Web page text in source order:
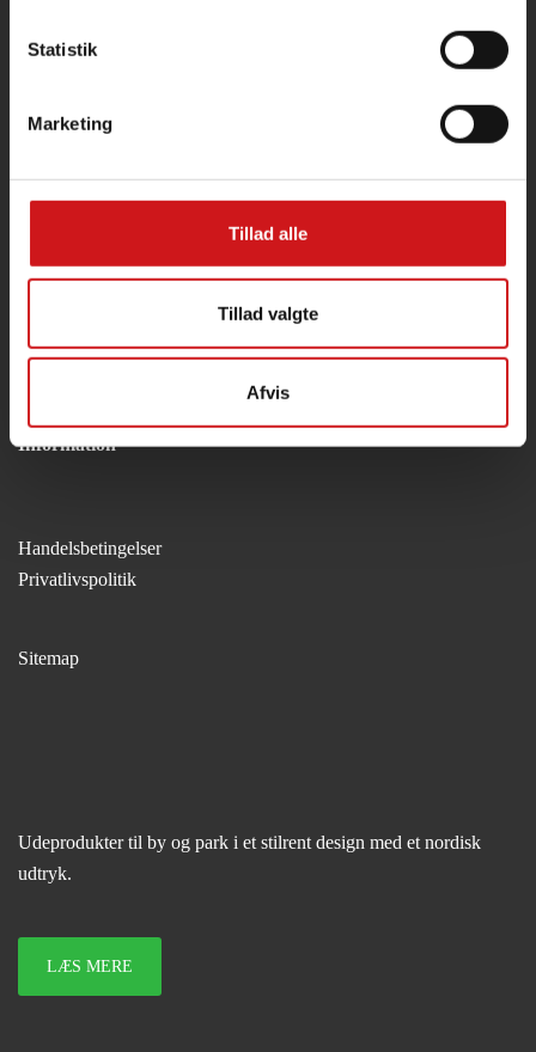
Statistik
Marketing
Tillad alle
Tillad valgte
Afvis
[my_calendar_upcoming]
Information
Handelsbetingelser
Privatlivspolitik
Sitemap
Udeprodukter til by og park i et stilrent design med et nordisk
udtryk.
LÆS MERE